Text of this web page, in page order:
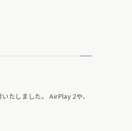
たしました。 AirPlay 2や、